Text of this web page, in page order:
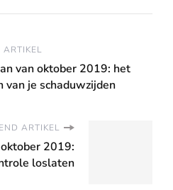
ARTIKEL
van oktober 2019: het
van je schaduwzijden
ARTIKEL
2019:
loslaten